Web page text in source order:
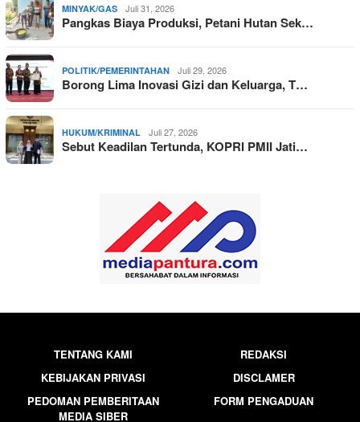
MINYAK/GAS Juli 31, 2026
Pangkas Biaya Produksi, Petani Hutan Sek…
POLITIK/PEMERINTAHAN Juli 29, 2026
Borong Lima Inovasi Gizi dan Keluarga, T…
HUKUM/KRIMINAL Juli 27, 2026
Sebut Keadilan Tertunda, KOPRI PMII Jati…
TENTANG KAMI
REDAKSI
KEBIJAKAN PRIVASI
DISCLAMER
PEDOMAN PEMBERITAAN
MEDIA SIBER
FORM PENGADUAN